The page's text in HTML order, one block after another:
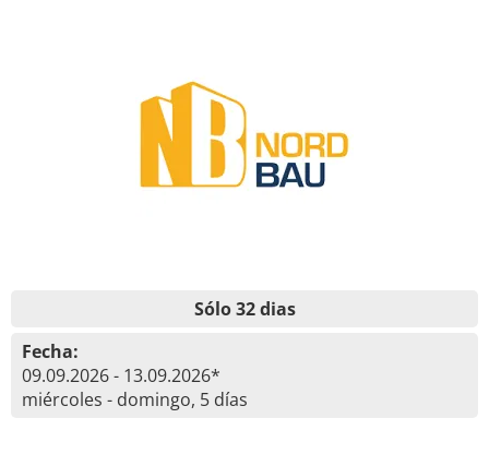
Sólo 32 dias
Fecha:
09.09.2026 - 13.09.2026*
miércoles - domingo, 5 días